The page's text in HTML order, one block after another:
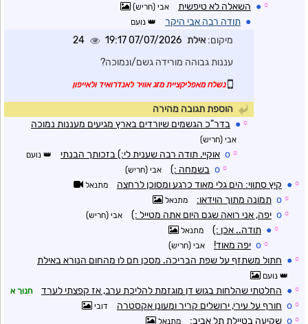
☼
● השאלה לא טיפשית אבי (חריש)
● תודה רבה אבי היקר נועם
מיקום: אילת 07/07/2026 19:17
24
עננות גבוהה מורידה גשם/ונמוכה?
נשלח מאפליקציית מזג אוויר לאנדרואיד ולאייפון
הוספת תגובה מהירה
☼
● בדר"כ הגשמים שיורדים בארץ מגיעים מעננות נמוכה
אבי (חריש)
☼
o אוקיי. תודה רבה שענית לי:) בזכותך הבנתי נועם
☼
o בשמחה :) אבי (חריש)
☼
● קיץ סתווי: הים גלי מאוד כרגע ומסוכן לרחצה מתנאל
☼
o תמונה מתוך הוידאו: מתנאל
☼
o יפה, אני רואה שגם היום אתה מטייל :) אבי (חריש)
☼
● תודה.. אכן :) מתנאל
☼
o יפה מאוד! אבי (חריש)
☼
● חתול משתזף על שפת הבריכה. מסכן חם לו מהחום הנורא באילת
נועם
☼
● החלטתי שהלחות בגוש דן מוגזמת להליכת ערב, אז קפצתי לערד חנוך א
☼
o חורף על עירי, ירושלים קריר ומעונן אקסטרה דובי
☼
o שקיעה בטיילת תל אביב: מתנאל